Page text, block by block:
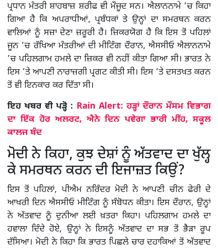
ਪ੍ਰਧਾਨ ਮੰਤਰੀ ਸ਼ਾਹਬਾਜ਼ ਸ਼ਰੀਫ ਵੀ ਮੌਜੂਦ ਸਨ। ਐਲਾਨਨਾਮੇ ’ਚ ਕਿਹਾ
ਗਿਆ ਹੈ ਕਿ ਅਪਰਾਧੀਆਂ, ਪ੍ਰਬੰਧਕਾਂ ਤੇ ਉਨ੍ਹਾਂ ਦਾ ਸਮਰਥਨ ਕਰਨ
ਵਾਲਿਆਂ ਨੂੰ ਸਜ਼ਾ ਦੇਣਾ ਜ਼ਰੂਰੀ ਹੈ। ਜ਼ਿਕਰਯੋਗ ਹੈ ਕਿ ਇਸ ਤੋਂ ਪਹਿਲਾਂ
ਜੂਨ ’ਚ ਰੱਖਿਆ ਮੰਤਰੀਆਂ ਦੀ ਮੀਟਿੰਗ ਦੌਰਾਨ, ਐਸਸੀਓ ਐਲਾਨਨਾਮੇ
’ਚ ਪਹਿਲਗਾਮ ਹਮਲੇ ਦਾ ਜ਼ਿਕਰ ਵੀ ਨਹੀਂ ਕੀਤਾ ਗਿਆ ਸੀ। ਭਾਰਤ ਨੇ
ਇਸ ’ਤੇ ਆਪਣੀ ਨਾਰਾਜ਼ਗੀ ਪ੍ਰਗਟ ਕੀਤੀ ਸੀ। ਇਸ ’ਤੇ ਦਸਤਖਤ ਕਰਨ
ਤੋਂ ਵੀ ਇਨਕਾਰ ਕਰ ਦਿੱਤਾ ਸੀ।
ਇਹ ਖਬਰ ਵੀ ਪੜ੍ਹੋ : Rain Alert: ਹੜ੍ਹਾਂ ਦੌਰਾਨ ਮੌਸਮ ਵਿਭਾਗ
ਦਾ ਇੱਕ ਹੋਰ ਅਲਰਟ, ਐਨੇ ਦਿਨ ਪਵੇਗਾ ਭਾਰੀ ਮੀਂਹ, ਸਕੂਲ
ਕਾਲਜ ਬੰਦ
ਮੋਦੀ ਨੇ ਕਿਹਾ, ਕੁਝ ਦੇਸ਼ਾਂ ਨੂੰ ਅੱਤਵਾਦ ਦਾ ਖੁੱਲ੍ਹ
ਕੇ ਸਮਰਥਨ ਕਰਨ ਦੀ ਇਜਾਜ਼ਤ ਕਿਉਂ?
ਇਸ ਤੋਂ ਪਹਿਲਾਂ, ਪੀਐਮ ਨਰਿੰਦਰ ਮੋਦੀ ਨੇ ਆਪਣੀ ਚੀਨ ਫੇਰੀ ਦੇ
ਆਖਰੀ ਦਿਨ ਐਸਸੀਓ ਮੀਟਿੰਗ ਨੂੰ ਸੰਬੋਧਨ ਕੀਤਾ। ਇਸ ਦੌਰਾਨ, ਉਨ੍ਹਾਂ
ਨੇ ਅੱਤਵਾਦ ਨੂੰ ਦੁਨੀਆ ਲਈ ਖ਼ਤਰਾ ਕਿਹਾ। ਪਹਿਲਗਾਮ ਹਮਲੇ ਦਾ
ਹਵਾਲਾ ਦਿੰਦੇ ਹੋਏ, ਉਨ੍ਹਾਂ ਨੇ ਇਸਨੂੰ ਅੱਤਵਾਦ ਦਾ ਸਭ ਤੋਂ ਭੈੜਾ ਰੂਪ
ਦੱਸਿਆ। ਮੋਦੀ ਨੇ ਕਿਹਾ ਕਿ ਭਾਰਤ ਪਿਛਲੇ ਚਾਰ ਦਹਾਕਿਆਂ ਤੋਂ ਅੱਤਵਾਦ